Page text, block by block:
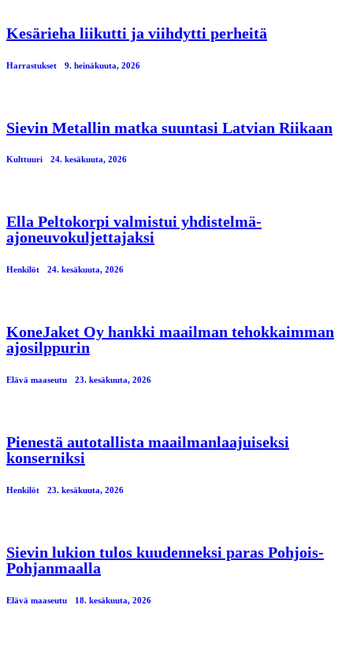
Kesärieha liikutti ja viihdytti perheitä
Harrastukset 9. heinäkuuta, 2026
Sievin Metallin matka suuntasi Latvian Riikaan
Kulttuuri 24. kesäkuuta, 2026
Ella Peltokorpi valmistui yhdistelmä-
ajoneuvokuljettajaksi
Henkilöt 24. kesäkuuta, 2026
KoneJaket Oy hankki maailman tehokkaimman
ajosilppurin
Elävä maaseutu 23. kesäkuuta, 2026
Pienestä autotallista maailmanlaajuiseksi
konserniksi
Henkilöt 23. kesäkuuta, 2026
Sievin lukion tulos kuudenneksi paras Pohjois-
Pohjanmaalla
Elävä maaseutu 18. kesäkuuta, 2026